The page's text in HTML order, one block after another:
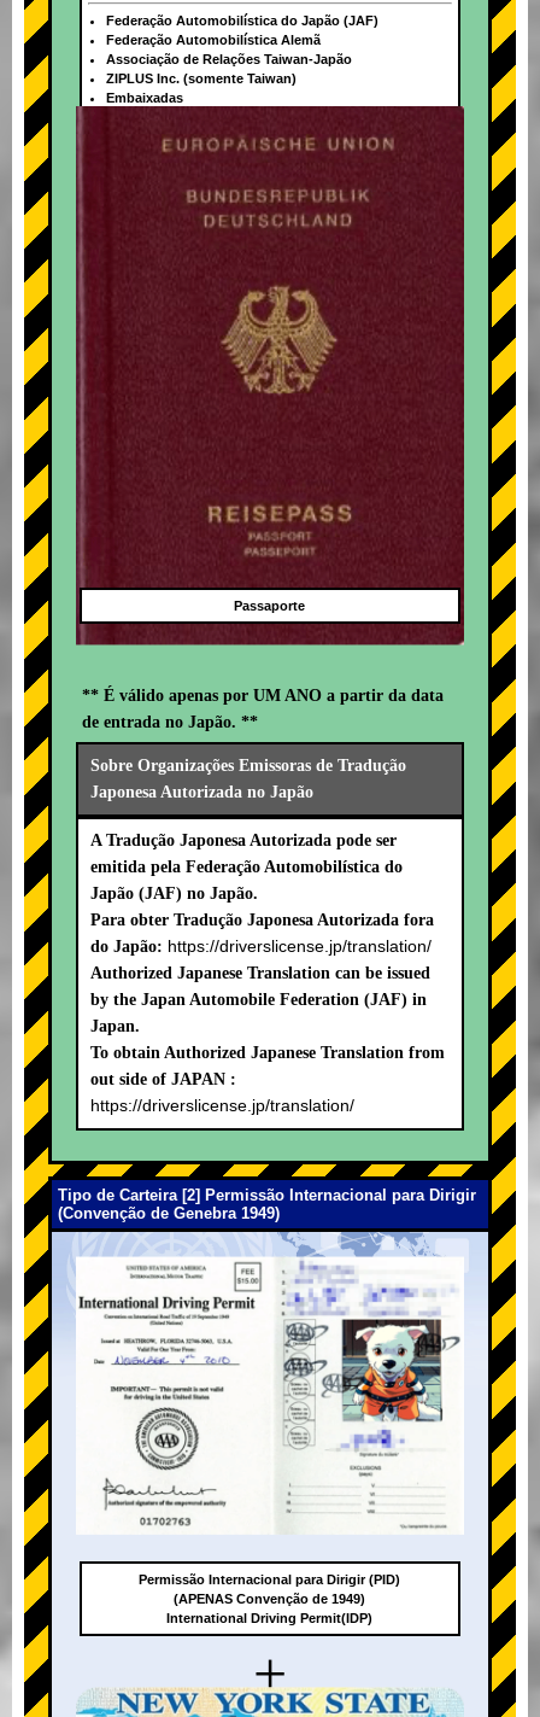
+
Federação Automobilística do Japão (JAF)
Federação Automobilística Alemã
Associação de Relações Taiwan-Japão
ZIPLUS Inc. (somente Taiwan)
Embaixadas
Passaporte
** É válido apenas por UM ANO a partir da data
de entrada no Japão. **
Sobre Organizações Emissoras de Tradução
Japonesa Autorizada no Japão
A Tradução Japonesa Autorizada pode ser
emitida pela Federação Automobilística do
Japão (JAF) no Japão.
Para obter Tradução Japonesa Autorizada fora
do Japão: https://driverslicense.jp/translation/
Authorized Japanese Translation can be issued
by the Japan Automobile Federation (JAF) in
Japan.
To obtain Authorized Japanese Translation from
out side of JAPAN :
https://driverslicense.jp/translation/
Tipo de Carteira [2] Permissão Internacional para Dirigir
(Convenção de Genebra 1949)
+
Permissão Internacional para Dirigir (PID)
(APENAS Convenção de 1949)
International Driving Permit(IDP)